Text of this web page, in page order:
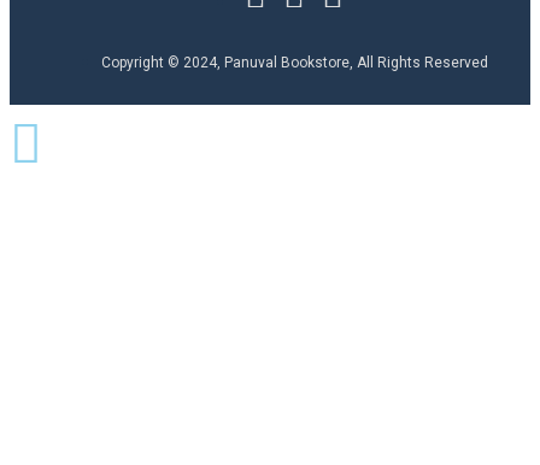
Copyright © 2024, Panuval Bookstore, All Rights Reserved